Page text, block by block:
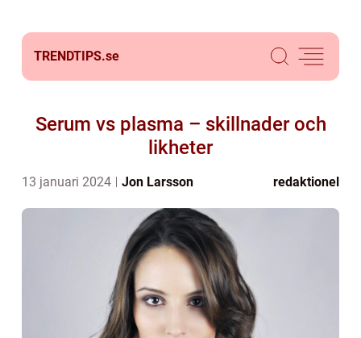
TRENDTIPS.se
Serum vs plasma – skillnader och
likheter
13 januari 2024 Jon Larsson redaktionel